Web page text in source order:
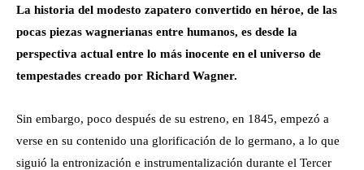
La historia del modesto zapatero convertido en héroe, de las
pocas piezas wagnerianas entre humanos, es desde la
perspectiva actual entre lo más inocente en el universo de
tempestades creado por Richard Wagner.
Sin embargo, poco después de su estreno, en 1845, empezó a
verse en su contenido una glorificación de lo germano, a lo que
siguió la entronización e instrumentalización durante el Tercer